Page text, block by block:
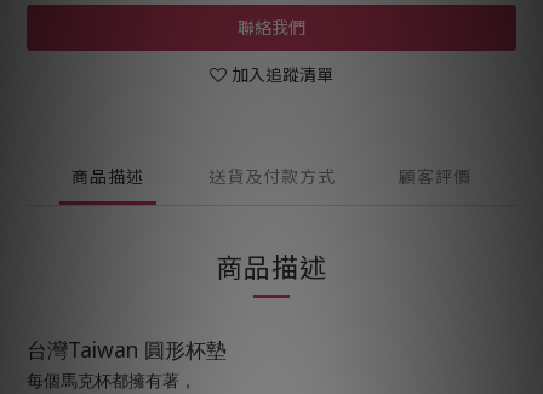
聯絡我們
加入追蹤清單
商品描述 送貨及付款方式 顧客評價
商品描述
台灣Taiwan 圓形杯墊
每個馬克杯都擁有著，